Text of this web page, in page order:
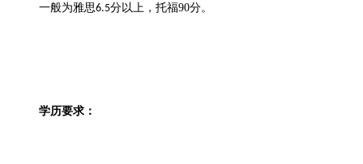
一般为雅思6.5分以上 ，托福90分。
学历要求：